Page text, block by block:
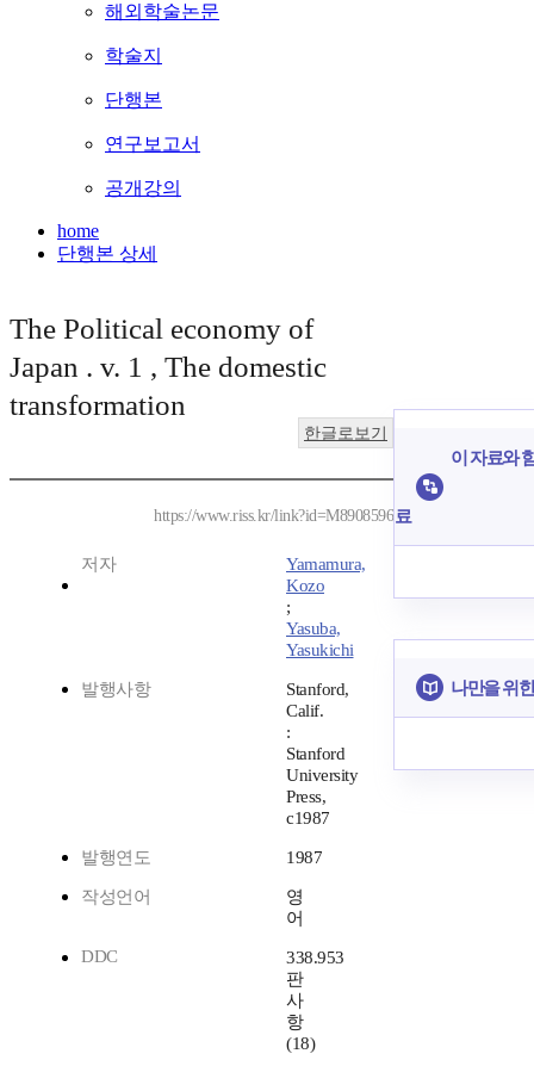
해외학술논문
학술지
단행본
연구보고서
공개강의
home
단행본 상세
The Political economy of
Japan . v. 1 , The domestic
transformation
한글로보기
https://www.riss.kr/link?id=M8908596
저자
Yamamura,
Kozo
;
Yasuba,
Yasukichi
발행사항
Stanford,
Calif.
:
Stanford
University
Press,
c1987
발행연도 1987
작성언어
영
어
DDC
338.953
판
사
항
(18)
이 자료와
료
나만을 위